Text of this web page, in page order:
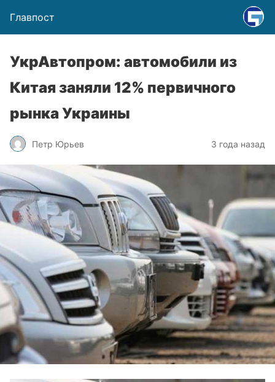
Главпост
УкрАвтопром: автомобили из
Китая заняли 12% первичного
рынка Украины
Петр Юрьев 3 года назад